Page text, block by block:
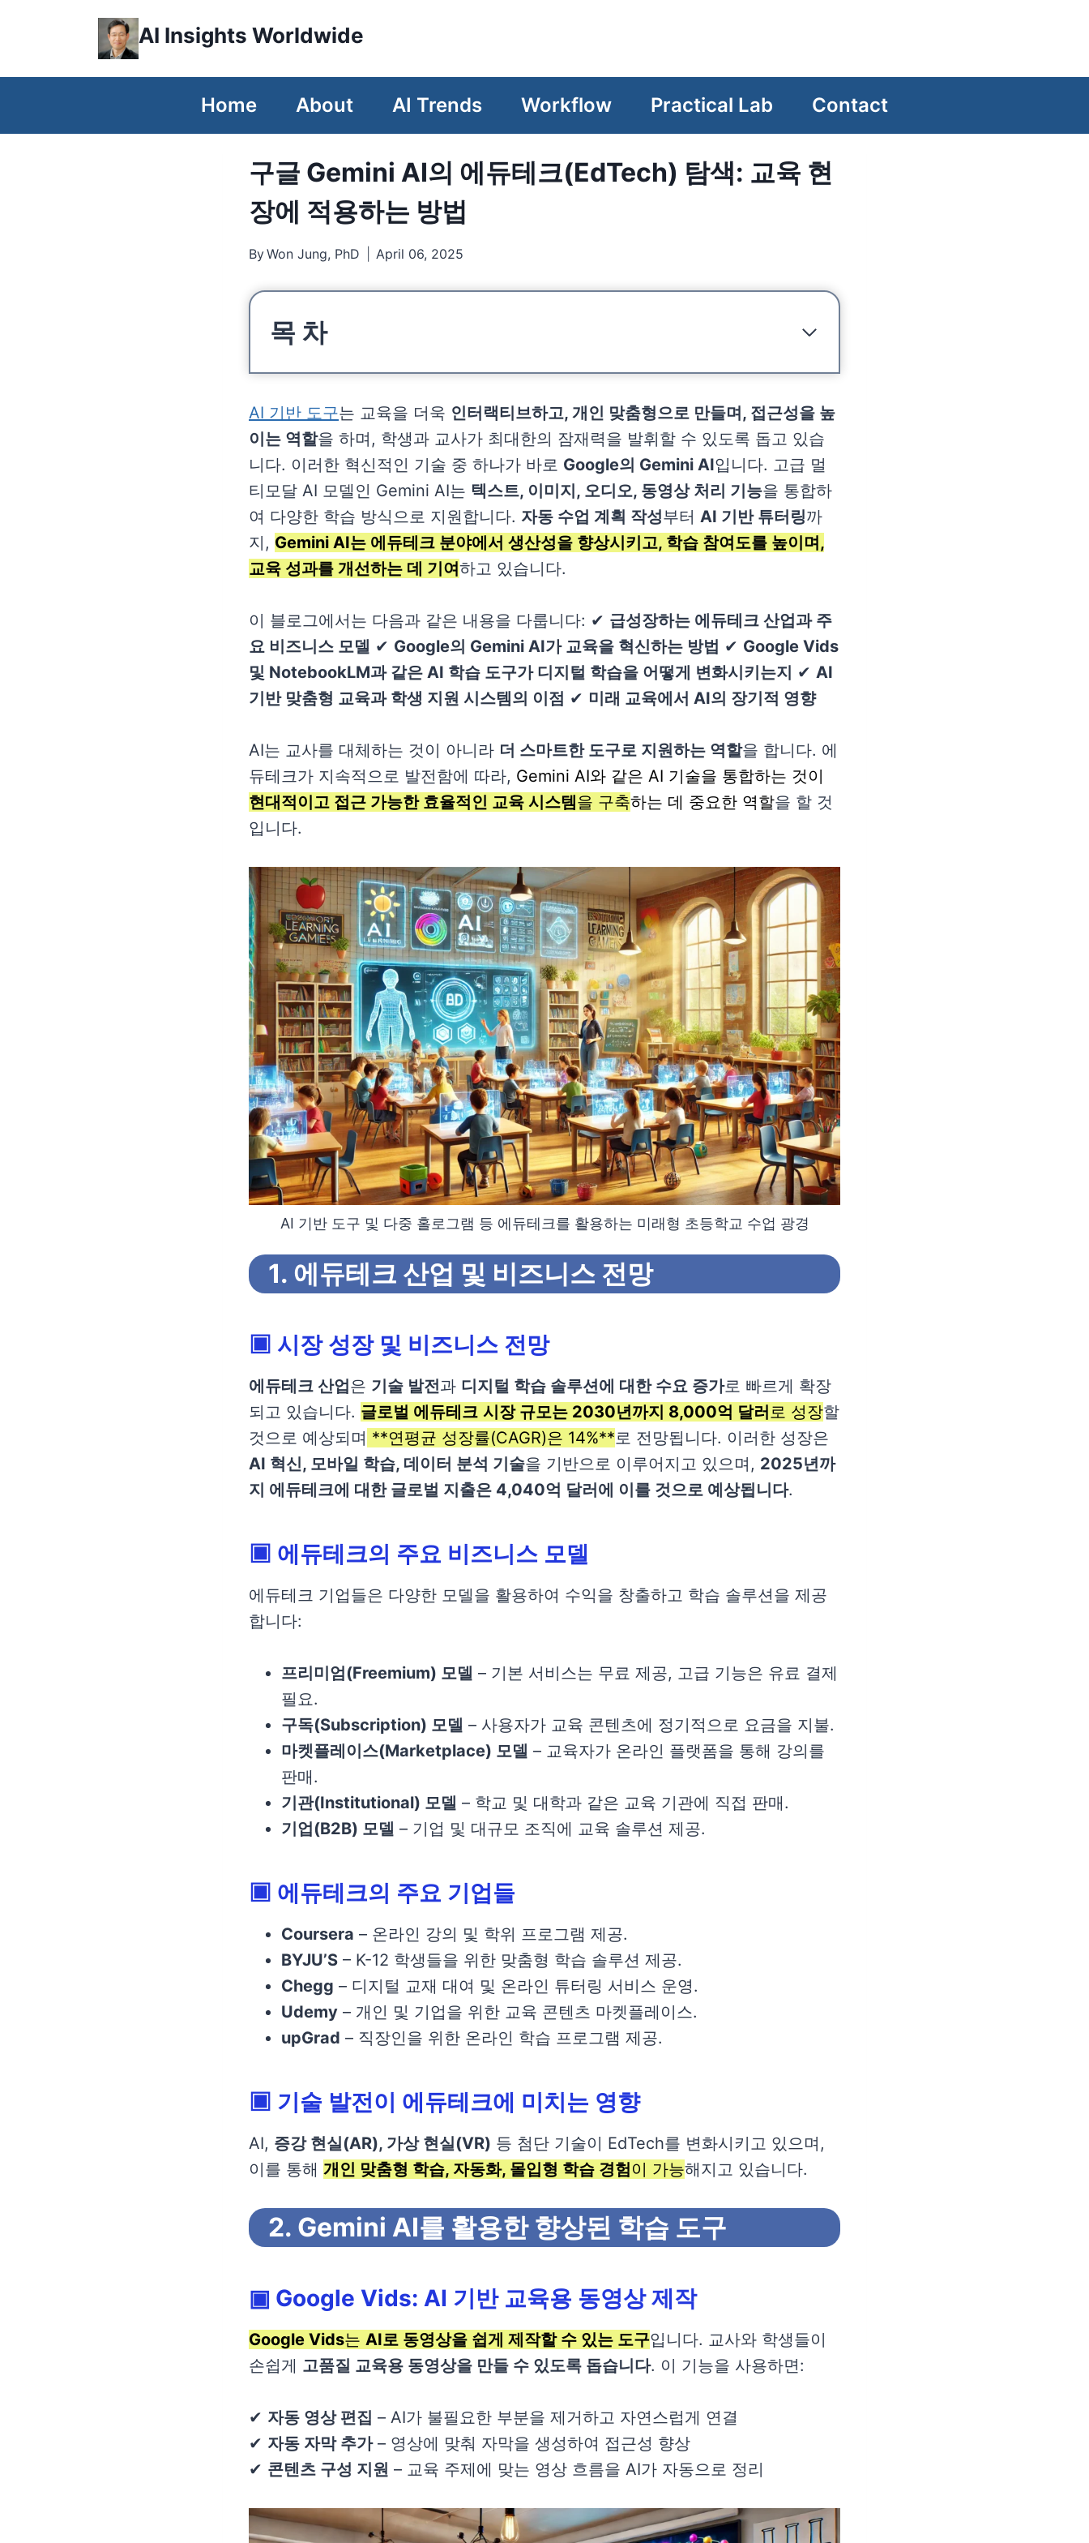
AI Insights Worldwide
Home About AI Trends Workflow Practical Lab Contact
구글 Gemini AI의 에듀테크(EdTech) 탐색: 교육 현
장에 적용하는 방법
ByWon Jung, PhD April 06, 2025
목 차
AI 기반 도구는 교육을 더욱 인터랙티브하고, 개인 맞춤형으로 만들며, 접근성을 높
이는 역할을 하며, 학생과 교사가 최대한의 잠재력을 발휘할 수 있도록 돕고 있습
니다. 이러한 혁신적인 기술 중 하나가 바로 Google의 Gemini AI입니다. 고급 멀
티모달 AI 모델인 Gemini AI는 텍스트, 이미지, 오디오, 동영상 처리 기능을 통합하
여 다양한 학습 방식으로 지원합니다. 자동 수업 계획 작성부터 AI 기반 튜터링까
지, Gemini AI는 에듀테크 분야에서 생산성을 향상시키고, 학습 참여도를 높이며,
교육 성과를 개선하는 데 기여하고 있습니다.
이 블로그에서는 다음과 같은 내용을 다룹니다: ✔ 급성장하는 에듀테크 산업과 주
요 비즈니스 모델 ✔ Google의 Gemini AI가 교육을 혁신하는 방법 ✔ Google Vids
및 NotebookLM과 같은 AI 학습 도구가 디지털 학습을 어떻게 변화시키는지 ✔ AI
기반 맞춤형 교육과 학생 지원 시스템의 이점 ✔ 미래 교육에서 AI의 장기적 영향
AI는 교사를 대체하는 것이 아니라 더 스마트한 도구로 지원하는 역할을 합니다. 에
듀테크가 지속적으로 발전함에 따라, Gemini AI와 같은 AI 기술을 통합하는 것이
현대적이고 접근 가능한 효율적인 교육 시스템을 구축하는 데 중요한 역할을 할 것
입니다.
AI 기반 도구 및 다중 홀로그램 등 에듀테크를 활용하는 미래형 초등학교 수업 광경
1. 에듀테크 산업 및 비즈니스 전망
▣ 시장 성장 및 비즈니스 전망
에듀테크 산업은 기술 발전과 디지털 학습 솔루션에 대한 수요 증가로 빠르게 확장
되고 있습니다. 글로벌 에듀테크 시장 규모는 2030년까지 8,000억 달러로 성장할
것으로 예상되며 **연평균 성장률(CAGR)은 14%**로 전망됩니다. 이러한 성장은
AI 혁신, 모바일 학습, 데이터 분석 기술을 기반으로 이루어지고 있으며, 2025년까
지 에듀테크에 대한 글로벌 지출은 4,040억 달러에 이를 것으로 예상됩니다.
▣ 에듀테크의 주요 비즈니스 모델
에듀테크 기업들은 다양한 모델을 활용하여 수익을 창출하고 학습 솔루션을 제공
합니다:
프리미엄(Freemium) 모델 – 기본 서비스는 무료 제공, 고급 기능은 유료 결제
필요.
구독(Subscription) 모델 – 사용자가 교육 콘텐츠에 정기적으로 요금을 지불.
마켓플레이스(Marketplace) 모델 – 교육자가 온라인 플랫폼을 통해 강의를
판매.
기관(Institutional) 모델 – 학교 및 대학과 같은 교육 기관에 직접 판매.
기업(B2B) 모델 – 기업 및 대규모 조직에 교육 솔루션 제공.
▣ 에듀테크의 주요 기업들
Coursera – 온라인 강의 및 학위 프로그램 제공.
BYJU’S – K-12 학생들을 위한 맞춤형 학습 솔루션 제공.
Chegg – 디지털 교재 대여 및 온라인 튜터링 서비스 운영.
Udemy – 개인 및 기업을 위한 교육 콘텐츠 마켓플레이스.
upGrad – 직장인을 위한 온라인 학습 프로그램 제공.
▣ 기술 발전이 에듀테크에 미치는 영향
AI, 증강 현실(AR), 가상 현실(VR) 등 첨단 기술이 EdTech를 변화시키고 있으며,
이를 통해 개인 맞춤형 학습, 자동화, 몰입형 학습 경험이 가능해지고 있습니다.
2. Gemini AI를 활용한 향상된 학습 도구
▣ Google Vids: AI 기반 교육용 동영상 제작
Google Vids는 AI로 동영상을 쉽게 제작할 수 있는 도구입니다. 교사와 학생들이
손쉽게 고품질 교육용 동영상을 만들 수 있도록 돕습니다. 이 기능을 사용하면:
✔ 자동 영상 편집 – AI가 불필요한 부분을 제거하고 자연스럽게 연결
✔ 자동 자막 추가– 영상에 맞춰 자막을 생성하여 접근성 향상
✔ 콘텐츠 구성 지원 – 교육 주제에 맞는 영상 흐름을 AI가 자동으로 정리